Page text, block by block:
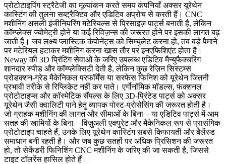
प्रोटोटाइपिंग स्ट्रैटेजी का मूल्यांकन करते समय कंपनियाँ अक्सर यूरेथेन
कास्टिंग की तुलना सब्ट्रैक्टिव और एडिटिव अप्रोच से करती हैं। CNC
मशीनिंग असली इंजीनियरिंग मटेरियल्स से प्रिसाइज़ पार्ट्स बनाती है, लेकिन
कॉम्प्लेक्स ज्योमेट्री होने या कई रिविज़न्स की जरूरत होने पर इसकी लागत बढ़
जाती है। जब लक्ष्य प्लास्टिक कंपोनेंट्स को सिम्युलेट करना हो, तब बड़े पैमाने
पर मटेरियल हटाकर मशीनिंग करना खास तौर पर इनएफिशिएंट होता है।
Neway की 3D प्रिंटिंगसेवाओं के जरिए उपलब्ध एडिटिव मैन्युफैक्चरिंग
शानदार स्पीड और कॉम्प्लेक्सिटी देती है, लेकिन कुछ रेज़िन सिस्टम्स
प्रोडक्शन-ग्रेड मैकेनिकल परफॉर्मेंस या सरफेस फिनिश को यूरेथेन जितनी
प्रभावी तरीके से रिप्लिकेट नहीं कर पाते। एर्गोनॉमिक मॉडल्स, फंक्शनल
प्रोटोटाइप्स और कॉस्मेटिक सैंपल्स के लिए 3D-प्रिंटेड पार्ट्स को अक्सर
यूरेथेन जैसी क्वालिटी पाने हेतु व्यापक पोस्ट-प्रोसेसिंग की जरूरत होती है।
जो ग्राहक मशीनिंग की लागत और सीमाओं के बिना—या एडिटिव पार्ट्स में आम
सतह की खामियों के बिना—विज़ुअली एक्युरेट और मैकेनिकल रूप से प्रासंगिक
प्रोटोटाइप चाहते हैं, उनके लिए यूरेथेन कास्टिंग सबसे किफायती और बैलेंस्ड
समाधान बनी रहती है। और जब कुछ सतहों पर अधिक प्रिसिशन की जरूरत
हो, तो सेकेंडरी फिनिशिंगCNC मशीनिंगके जरिए की जा सकती है, जिससे
टाइट टॉलरेंस हासिल होते हैं।